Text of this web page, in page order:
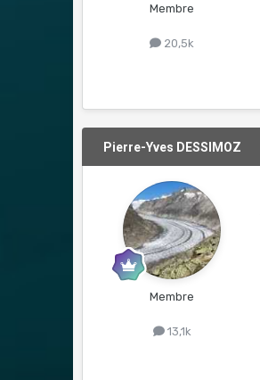
Membre
20,5k
Pierre-Yves DESSIMOZ
Membre
13,1k